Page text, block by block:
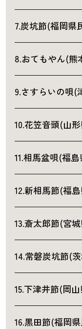
7.炭坑節(福岡県
8.おてもやん(熊
9.さすらいの唄(
10.花笠音頭(山
11.相馬盆唄(福
12.新相馬節(福
13.斎太郎節(宮
14.常磐炭坑節(
15.下津井節(岡
16.黒田節(福岡